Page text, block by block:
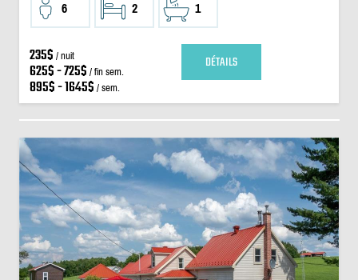
6 2 1
235$ / nuit
625$ - 725$ / fin sem.
895$ - 1645$ / sem.
DÉTAILS